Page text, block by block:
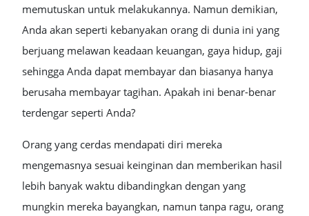
memutuskan untuk melakukannya. Namun demikian,
Anda akan seperti kebanyakan orang di dunia ini yang
berjuang melawan keadaan keuangan, gaya hidup, gaji
sehingga Anda dapat membayar dan biasanya hanya
berusaha membayar tagihan. Apakah ini benar-benar
terdengar seperti Anda?
Orang yang cerdas mendapati diri mereka
mengemasnya sesuai keinginan dan memberikan hasil
lebih banyak waktu dibandingkan dengan yang
mungkin mereka bayangkan, namun tanpa ragu, orang